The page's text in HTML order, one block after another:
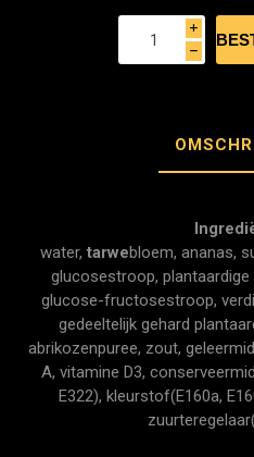
i
h
water, tarwebloem, ananas,
glucosestroop, plantaardige
glucose-fructosestroop,
gedeeltelijk gehard
abrikozenpuree, zout,
A, vitamine D3,
E322), kleurstof(E160a,